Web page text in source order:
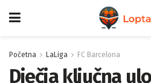
Početna LaLiga FC Barcelona
Dječja ključna